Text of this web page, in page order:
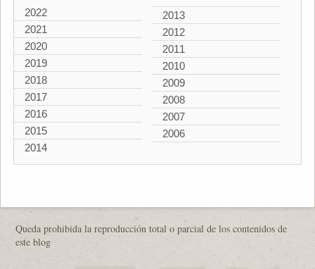
2022
2021
2020
2019
2018
2017
2016
2015
2014
2013
2012
2011
2010
2009
2008
2007
2006
Queda prohibida la reproducción total o parcial de los contenidos de
este blog